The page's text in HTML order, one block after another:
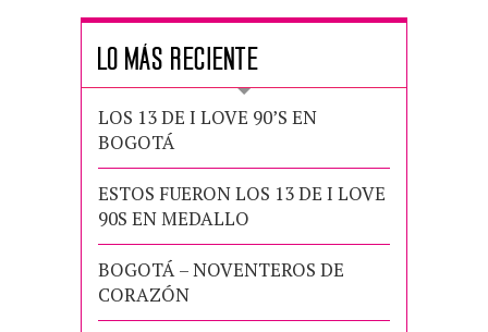
LO MÁS RECIENTE
LOS 13 DE I LOVE 90’S EN
BOGOTÁ
ESTOS FUERON LOS 13 DE I LOVE
90S EN MEDALLO
BOGOTÁ – NOVENTEROS DE
CORAZÓN